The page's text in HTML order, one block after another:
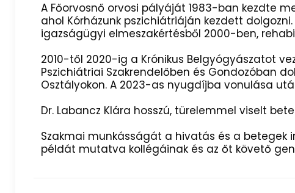
A Főorvosnő orvosi pályáját 1983-ban kezdte
ahol Kórházunk pszichiátriáján kezdett
igazságügyi elmeszakértésből 2000-ben,
2010-től 2020-ig a Krónikus Belgyógyászatot
Pszichiátriai Szakrendelőben és Gondozóban
Osztályokon. A 2023-as nyugdíjba vonulása
Dr. Labancz Klára hosszú, türelemmel viselt
Szakmai munkásságát a hivatás és a betegek
példát mutatva kollégáinak és az őt követő